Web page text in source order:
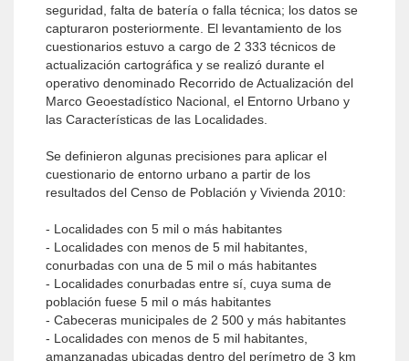
seguridad, falta de batería o falla técnica; los datos se
capturaron posteriormente. El levantamiento de los
cuestionarios estuvo a cargo de 2 333 técnicos de
actualización cartográfica y se realizó durante el
operativo denominado Recorrido de Actualización del
Marco Geoestadístico Nacional, el Entorno Urbano y
las Características de las Localidades.
Se definieron algunas precisiones para aplicar el
cuestionario de entorno urbano a partir de los
resultados del Censo de Población y Vivienda 2010:
- Localidades con 5 mil o más habitantes
- Localidades con menos de 5 mil habitantes,
conurbadas con una de 5 mil o más habitantes
- Localidades conurbadas entre sí, cuya suma de
población fuese 5 mil o más habitantes
- Cabeceras municipales de 2 500 y más habitantes
- Localidades con menos de 5 mil habitantes,
amanzanadas ubicadas dentro del perímetro de 3 km